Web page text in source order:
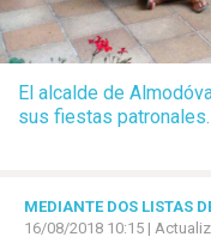
El alcalde de
sus fiestas patronales.
MEDIANTE DOS LISTAS
16/08/2018 10:15 |